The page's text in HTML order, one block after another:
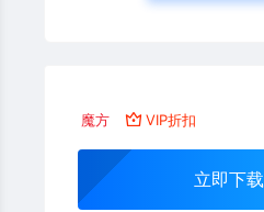
魔方 VIP折扣
立即下载